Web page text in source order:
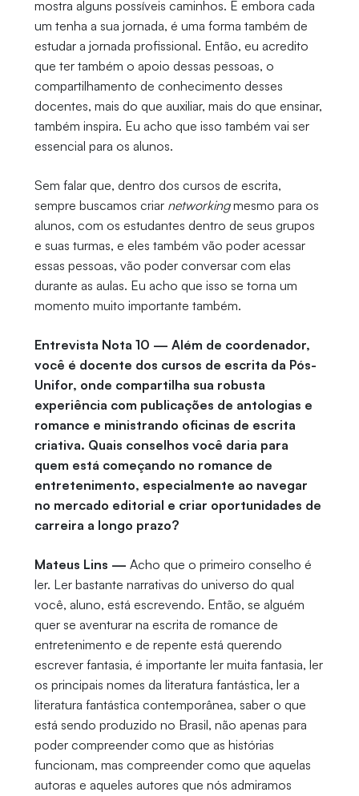
mostra alguns possíveis caminhos. E embora cada
um tenha a sua jornada, é uma forma também de
estudar a jornada profissional. Então, eu acredito
que ter também o apoio dessas pessoas, o
compartilhamento de conhecimento desses
docentes, mais do que auxiliar, mais do que ensinar,
também inspira. Eu acho que isso também vai ser
essencial para os alunos.
Sem falar que, dentro dos cursos de escrita,
sempre buscamos criar networkingmesmo para os
alunos, com os estudantes dentro de seus grupos
e suas turmas, e eles também vão poder acessar
essas pessoas, vão poder conversar com elas
durante as aulas. Eu acho que isso se torna um
momento muito importante também.
Entrevista Nota 10 — Além de coordenador,
você é docente dos cursos de escrita da Pós-
Unifor, onde compartilha sua robusta
experiência com publicações de antologias e
romance e ministrando oficinas de escrita
criativa. Quais conselhos você daria para
quem está começando no romance de
entretenimento, especialmente ao navegar
no mercado editorial e criar oportunidades de
carreira a longo prazo?
Mateus Lins — Acho que o primeiro conselho é
ler. Ler bastante narrativas do universo do qual
você, aluno, está escrevendo. Então, se alguém
quer se aventurar na escrita de romance de
entretenimento e de repente está querendo
escrever fantasia, é importante ler muita fantasia, ler
os principais nomes da literatura fantástica, ler a
literatura fantástica contemporânea, saber o que
está sendo produzido no Brasil, não apenas para
poder compreender como que as histórias
funcionam, mas compreender como que aquelas
autoras e aqueles autores que nós admiramos